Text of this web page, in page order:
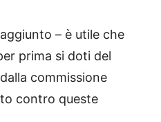
– è utile che
prima si doti del
commissione
contro queste